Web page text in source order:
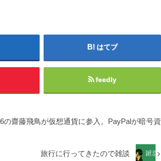
はてブ
feedly
齋藤飛鳥が仮想通貨に参入。PayPalが暗号資
旅行に行ってきたので雑談